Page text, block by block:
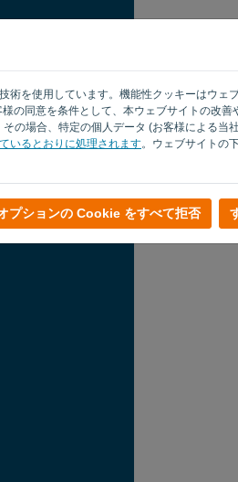
術を使用しています。機能性クッキーはウェ
の同意を条件として、本ウェブサイトの改
の場合、特定の個人データ (お客様による当
いるとおりに処理されます。ウェブサイトの
プションの Cookie をすべて拒否